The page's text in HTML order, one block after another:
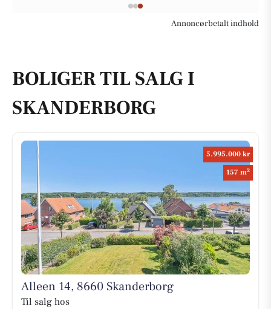
Annoncørbetalt indhold
BOLIGER TIL SALG I
SKANDERBORG
5.995.000 kr
157 m2
Alleen 14, 8660 Skanderborg
Til salg hos